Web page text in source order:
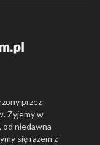
przez
Żyjemy w
od niedawna -
się razem z